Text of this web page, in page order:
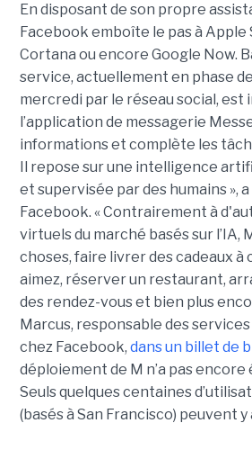
En disposant de son propre
Facebook emboîte le pas à
Cortana ou encore Google Now.
service, actuellement en phase
mercredi par le réseau social, est
l’application de messagerie
informations et complète les
Il repose sur une intelligence
et supervisée par des humains »,
Facebook. « Contrairement à
virtuels du marché basés sur l’IA,
choses, faire livrer des cadeaux à
aimez, réserver un restaurant,
des rendez-vous et bien plus
Marcus, responsable des
chez Facebook, dans un billet de
déploiement de M n’a pas
Seuls quelques centaines
(basés à San Francisco) peuvent y